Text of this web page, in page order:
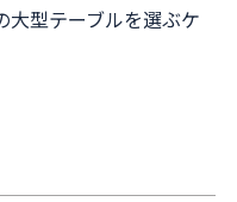
大型テーブルを選ぶケ